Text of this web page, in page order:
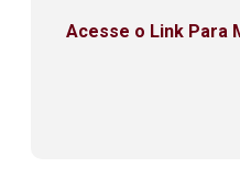
Acesse o Link Para